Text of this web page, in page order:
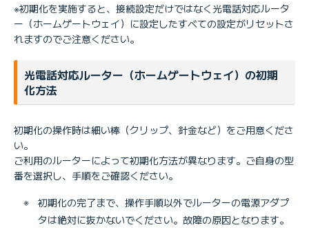
※初期化を実施すると、接続設定だけではなく光電話対応ルータ
ー（ホームゲートウェイ）に設定したすべての設定がリセットさ
れますのでご注意ください。
光電話対応ルーター（ホームゲートウェイ）の初期
化方法
初期化の操作時は細い棒（クリップ、針金など）をご用意くださ
い。
ご利用のルーターによって初期化方法が異なります。ご自身の型
番を選択し、手順をご確認ください。
※
初期化の完了まで、操作手順以外でルーターの電源アダプ
タは絶対に抜かないでください。故障の原因となります。